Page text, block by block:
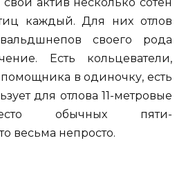
каждый. Для них отлов
своего рода
Есть кольцеватели,
помощника в одиночку, есть
для отлова 11-метровые
обычных пяти-
весьма непросто.